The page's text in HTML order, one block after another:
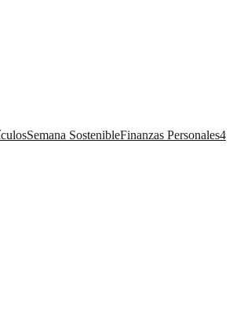
Semana SostenibleFinanzas Personales4